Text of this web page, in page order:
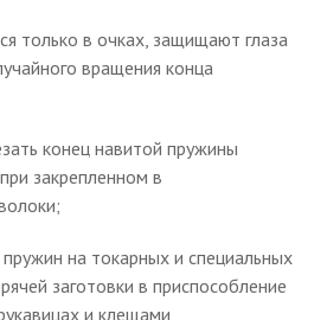
только в очках, защищают глаза
вращения конца
конец навитой пружины
закрепленном в
на токарных и специальных
заготовки в приспособление
и клещами,